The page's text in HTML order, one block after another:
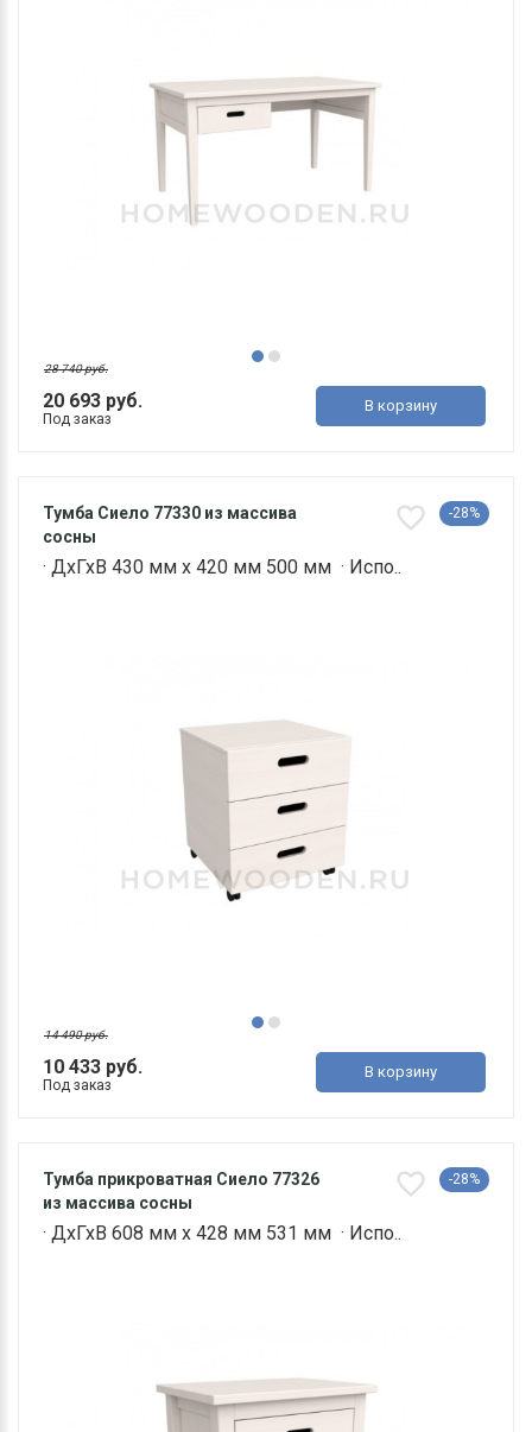
20 693 руб.
28 740 руб.
Под заказ
В корзину
Тумба Сиело 77330 из массива
сосны
-28%
· ДхГхВ 430 мм х 420 мм 500 мм · Испо..
10 433 руб.
14 490 руб.
Под заказ
В корзину
Тумба прикроватная Сиело 77326
из массива сосны
-28%
· ДхГхВ 608 мм х 428 мм 531 мм · Испо..